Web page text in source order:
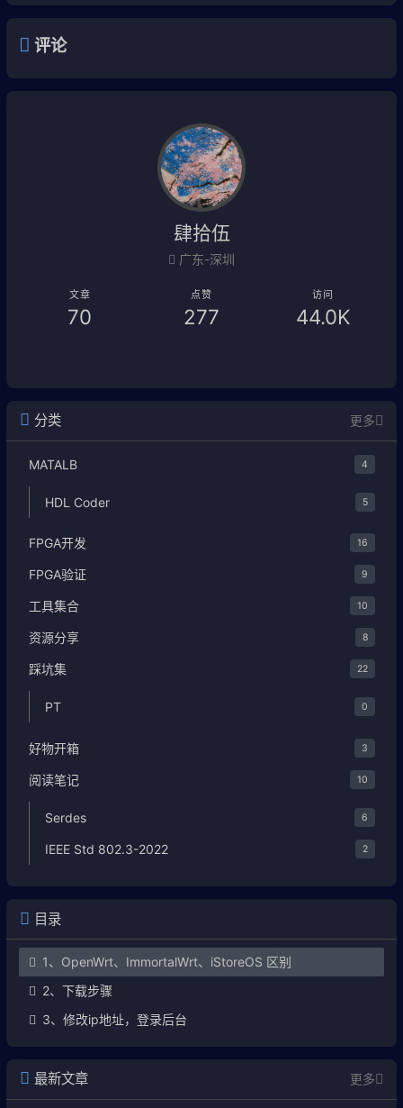
评论
肆拾伍
广东-深圳
文章
70
点赞
277
访问
44.0K
分类 更多
MATALB 4
HDL Coder 5
FPGA开发 16
FPGA验证 9
工具集合 10
资源分享 8
踩坑集 22
PT 0
好物开箱 3
阅读笔记 10
Serdes 6
IEEE Std 802.3-2022 2
目录
1、OpenWrt、ImmortalWrt、iStoreOS 区别
2、下载步骤
3、修改ip地址，登录后台
最新文章 更多